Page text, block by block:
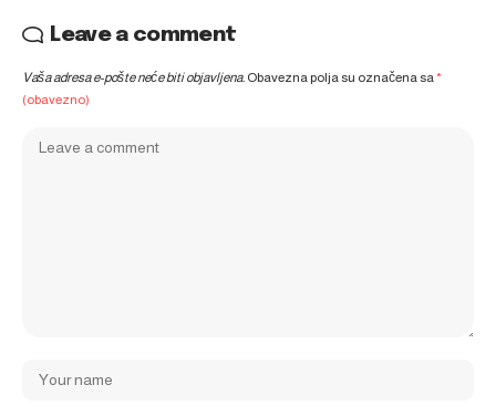
Leave a comment
Vaša adresa e-pošte neće biti objavljena. Obavezna polja su označena sa*
(obavezno)